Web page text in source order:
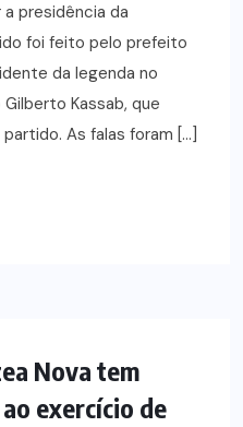
presidência da
foi feito pelo prefeito
da legenda no
Kassab, que
As falas foram […]
Nova tem
exercício de